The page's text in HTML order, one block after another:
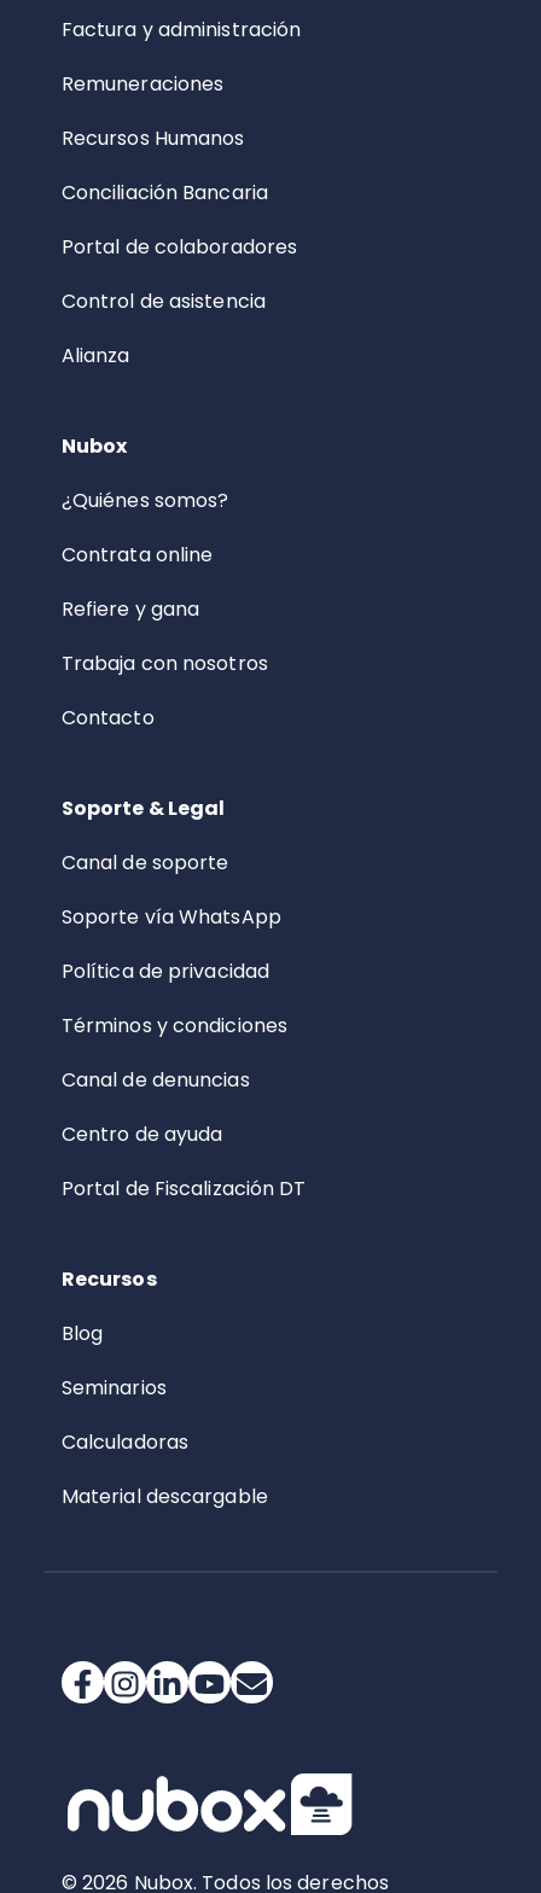
Factura y administración
Remuneraciones
Recursos Humanos
Conciliación Bancaria
Portal de colaboradores
Control de asistencia
Alianza
Nubox
¿Quiénes somos?
Contrata online
Refiere y gana
Trabaja con nosotros
Contacto
Soporte & Legal
Canal de soporte
Soporte vía WhatsApp
Política de privacidad
Términos y condiciones
Canal de denuncias
Centro de ayuda
Portal de Fiscalización DT
Recursos
Blog
Seminarios
Calculadoras
Material descargable
© 2026 Nubox. Todos los derechos